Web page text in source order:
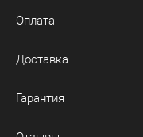
Оплата
Доставка
Гарантия